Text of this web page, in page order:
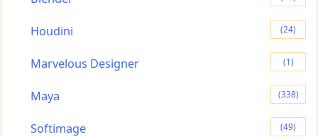
Houdini (24)
Marvelous Designer (1)
Maya (338)
Softimage (49)